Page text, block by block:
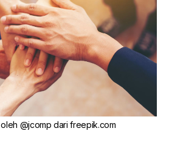
@jcomp darifreepik.com